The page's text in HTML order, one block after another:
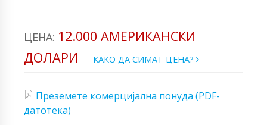
ЦЕНА: 12.000 АМЕРИКАНСКИ
ДОЛАРИ
КАКО ДА СИМАТ ЦЕНА?
Преземете комерцијална понуда (PDF-
датотека)